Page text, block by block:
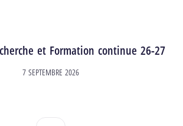
et Formation continue 26-27
7 SEPTEMBRE 2026